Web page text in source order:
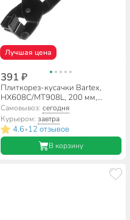
Лучшая цена
391 ₽
Плиткорез-кусачки Bartex,
HX608C/МТ908L, 200 мм,
алюминиевый упор
Самовывоз: сегодня
Курьером: завтра
4.6•12 отзывов
В корзину